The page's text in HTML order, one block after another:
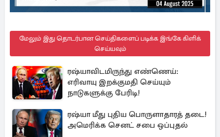
மேலும் இது தொடர்பான செய்திகளைப் படிக்க இங்கே கிளிக்
செய்யவும்
ரஷ்யாவிடமிருந்து எண்ணெய்:
எரிவாயு இறக்குமதி செய்யும்
நாடுகளுக்கு பேரிடி!
ரஷ்யா மீது புதிய பொருளாதாரத் தடை!
அமெரிக்க செனட் சபை ஒப்புதல்